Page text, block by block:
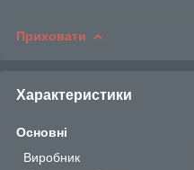
Приховати
Характеристики
Основні
Виробник